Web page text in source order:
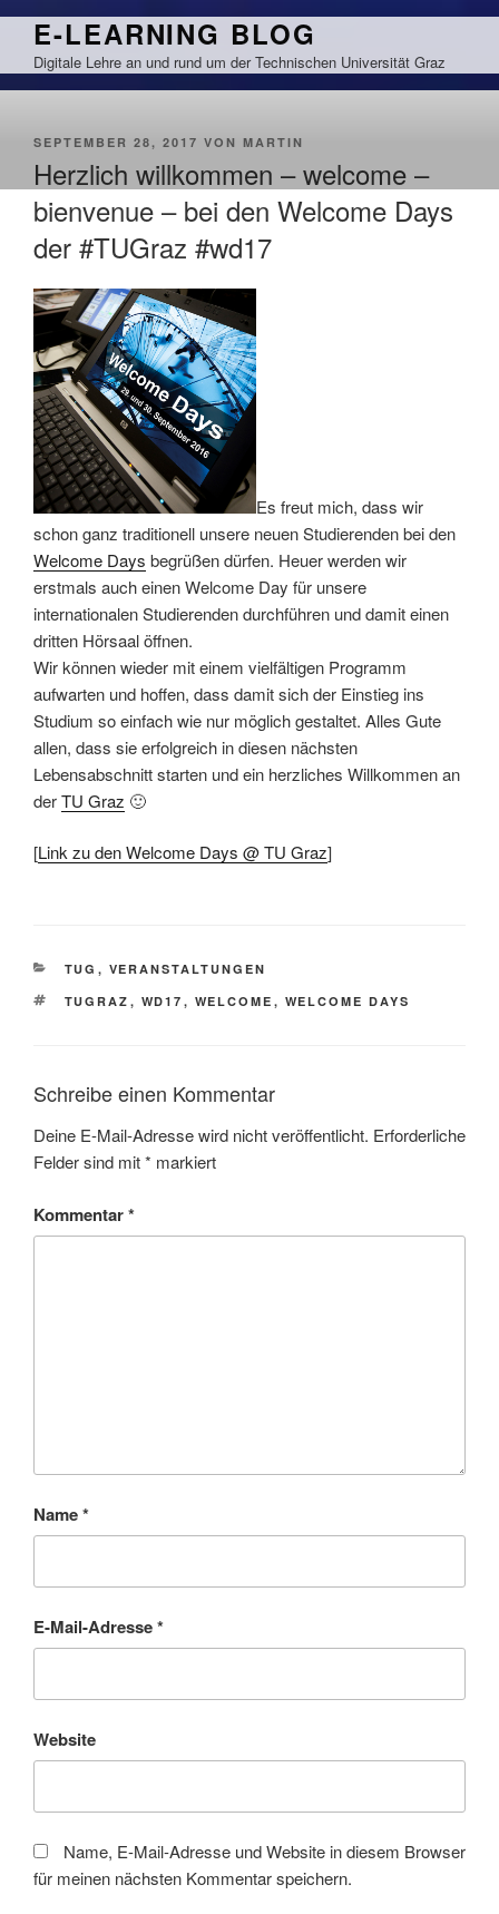
Zum
springen
E-LEARNING BLOG
Digitale Lehre an und rund um der Technischen Universität Graz
VERÖFFENTLICHT
SEPTEMBER 28, 2017 VON MARTIN
Herzlich willkommen – welcome –
bienvenue – bei den Welcome Days
der #TUGraz #wd17
Es freut mich, dass wir
schon ganz traditionell unsere neuen Studierenden bei den
Welcome Days begrüßen dürfen. Heuer werden wir
erstmals auch einen Welcome Day für unsere
internationalen Studierenden durchführen und damit einen
dritten Hörsaal öffnen.
Wir können wieder mit einem vielfältigen Programm
aufwarten und hoffen, dass damit sich der Einstieg ins
Studium so einfach wie nur möglich gestaltet. Alles Gute
allen, dass sie erfolgreich in diesen nächsten
Lebensabschnitt starten und ein herzliches Willkommen an
derTU Graz 🙂
[Link zu den Welcome Days @ TU Graz]
KATEGORIEN
TUG , VERANSTALTUNGEN
SCHLAGWÖRTER
TUGRAZ , WD17 , WELCOME , WELCOME DAYS
Schreibe einen Kommentar
Deine E-Mail-Adresse wird nicht veröffentlicht. Erforderliche
Felder sind mit* markiert
Kommentar*
Name*
E-Mail-Adresse*
Website
Name, E-Mail-Adresse und Website in diesem Browser
für meinen nächsten Kommentar speichern.